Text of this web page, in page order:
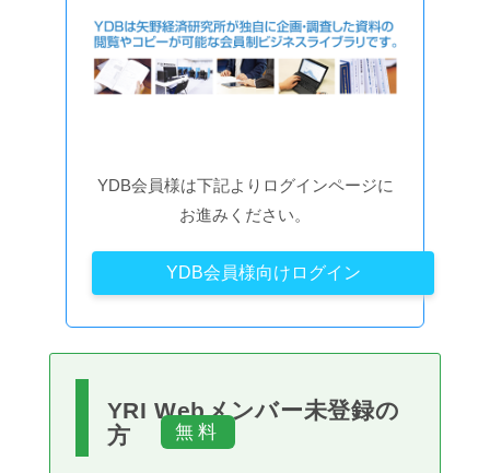
YDB会員様は下記よりログインページに
お進みください。
YDB会員様向けログイン
YRI Webメンバー未登録の
方